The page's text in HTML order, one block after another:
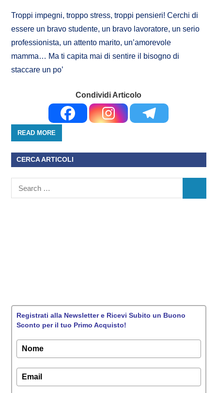
Troppi impegni, troppo stress, troppi pensieri! Cerchi di
essere un bravo studente, un bravo lavoratore, un serio
professionista, un attento marito, un’amorevole
mamma… Ma ti capita mai di sentire il bisogno di
staccare un po’
Condividi Articolo
READ MORE
CERCA ARTICOLI
Registrati alla Newsletter e Ricevi Subito un Buono
Sconto per il tuo Primo Acquisto!